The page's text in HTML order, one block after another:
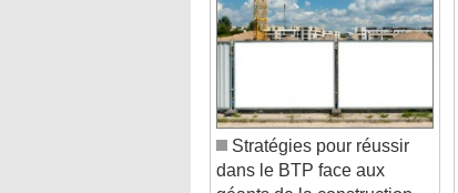
Stratégies pour réussir
dans le BTP face aux
géants de la construction